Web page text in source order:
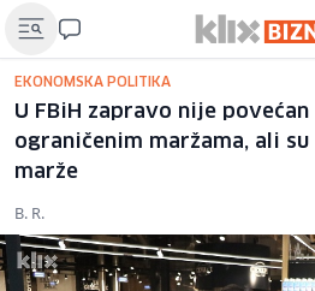
EKONOMSKA POLITIKA
U FBiH zapravo nije
ograničenim maržama, ali
marže
B. R.